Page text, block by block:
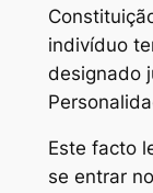
indivíduo
designado
Este facto
se entrar